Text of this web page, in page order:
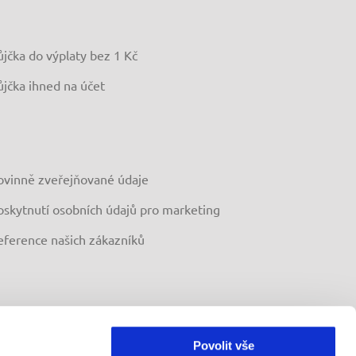
Povolit vše
do výplaty bez 1 Kč
ihned na účet
zveřejňované údaje
osobních údajů pro marketing
našich zákazníků